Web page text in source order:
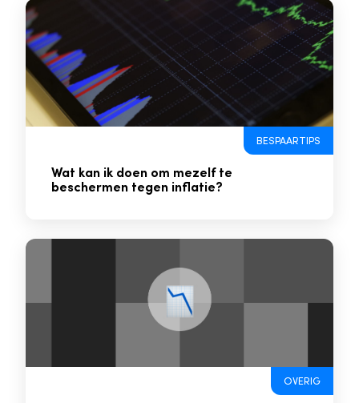
BESPAARTIPS
Wat kan ik doen om mezelf te
beschermen tegen inflatie?
OVERIG